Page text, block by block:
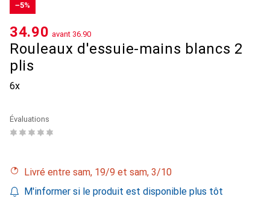
−5%
Rouleaux d'essuie-mains blancs 2
plis
6x
CHF
34.90 avant CHF
36.90
Évaluations
Livré entre sam, 19/9 et sam, 3/10
M'informer si le produit est disponible plus tôt